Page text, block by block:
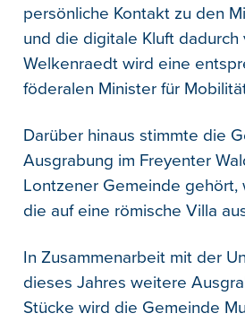
persönliche Kontakt zu den
und die digitale Kluft
Welkenraedt wird eine
föderalen Minister für
Darüber hinaus stimmte die
Ausgrabung im Freyenter
Lontzener Gemeinde gehört,
die auf eine römische Villa
In Zusammenarbeit mit der
dieses Jahres weitere
Stücke wird die Gemeinde